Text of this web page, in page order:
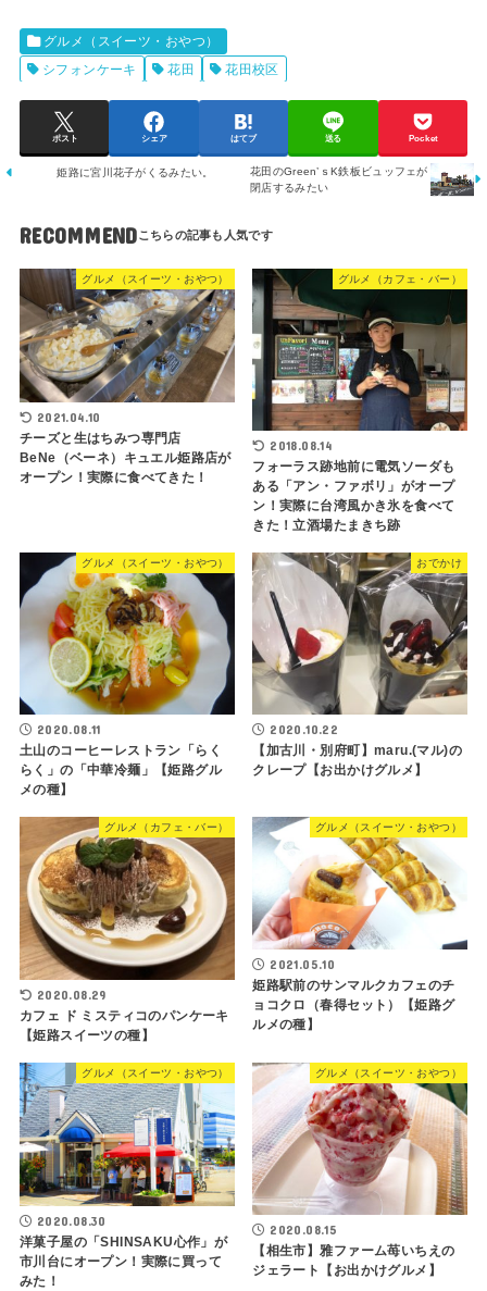
グルメ（スイーツ・おやつ）
シフォンケーキ
花田 花田校区
ポスト シェア はてブ 送る Pocket
姫路に宮川花子がくるみたい。
花田のGreen’ｓK鉄板ビュッフェが
閉店するみたい
RECOMMEND
グルメ（スイーツ・おやつ）
2021.04.10
チーズと生はちみつ専門店
BeNe（ベーネ）キュエル姫路店が
オープン！実際に食べてきた！
グルメ（カフェ・バー）
2018.08.14
フォーラス跡地前に電気ソーダも
ある「アン・ファボリ」がオープ
ン！実際に台湾風かき氷を食べて
きた！立酒場たまきち跡
グルメ（スイーツ・おやつ）
2020.08.11
土山のコーヒーレストラン「らく
らく」の「中華冷麺」【姫路グル
メの種】
おでかけ
2020.10.22
【加古川・別府町】maru.(マル)の
クレープ【お出かけグルメ】
グルメ（カフェ・バー）
2020.08.29
カフェ ド ミスティコのパンケーキ
【姫路スイーツの種】
グルメ（スイーツ・おやつ）
2021.05.10
姫路駅前のサンマルクカフェのチ
ョコクロ（春得セット）【姫路グ
ルメの種】
グルメ（スイーツ・おやつ）
2020.08.30
洋菓子屋の「SHINSAKU心作」が
市川台にオープン！実際に買って
みた！
グルメ（スイーツ・おやつ）
2020.08.15
【相生市】雅ファーム苺いちえの
ジェラート【お出かけグルメ】